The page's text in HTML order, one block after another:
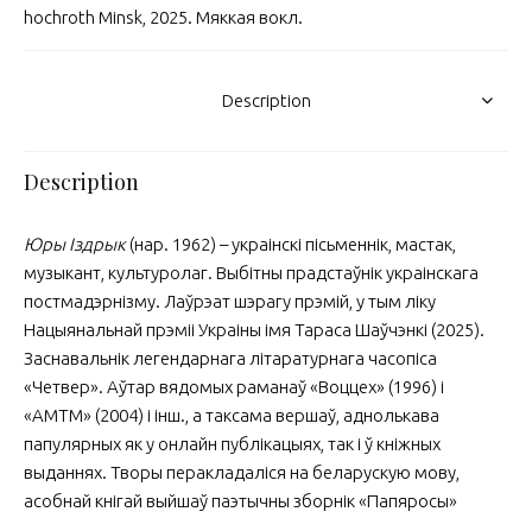
hochroth Minsk, 2025. Мяккая вокл.
Description
Description
Юры Іздрык(нар. 1962) – украінскі пісьменнік, мастак,
музыкант, культуролаг. Выбітны прадстаўнік украінскага
постмадэрнізму. Лаўрэат шэрагу прэмій, у тым ліку
Нацыянальнай прэміі Украіны імя Тараса Шаўчэнкі (2025).
Заснавальнік легендарнага літаратурнага часопіса
«Четвер». Аўтар вядомых раманаў «Воццех» (1996) і
«АМTM» (2004) і інш., а таксама вершаў, аднолькава
папулярных як у онлайн публікацыях, так і ў кніжных
выданнях. Творы перакладаліся на беларускую мову,
асобнай кнігай выйшаў паэтычны зборнік «Папяросы»